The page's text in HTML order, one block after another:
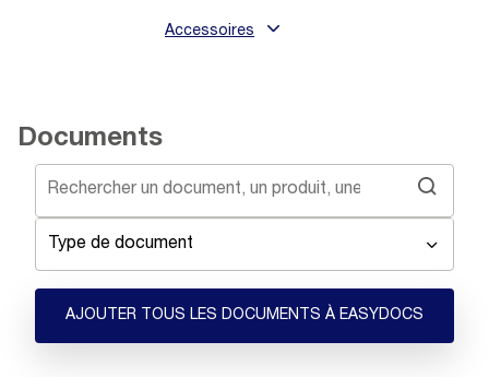
Accessoires
Documents
Type de document
AJOUTER TOUS LES DOCUMENTS À EASYDOCS